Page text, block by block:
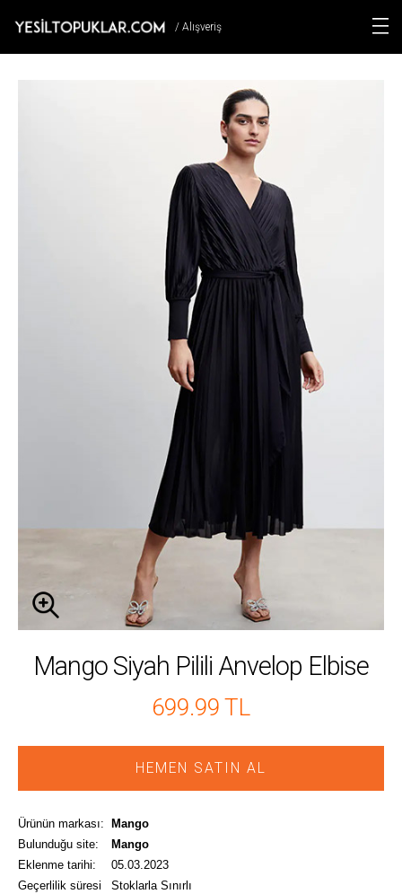
/ Alışveriş
Mango Siyah Pilili Anvelop Elbise
699.99 TL
HEMEN SATIN AL
Ürünün markası:
Mango
Bulunduğu site:
Mango
Eklenme tarihi:
05.03.2023
Geçerlilik süresi
Stoklarla Sınırlı